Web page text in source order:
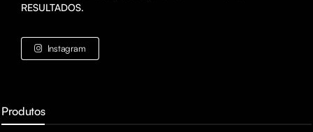
RESULTADOS.
Instagram
Produtos